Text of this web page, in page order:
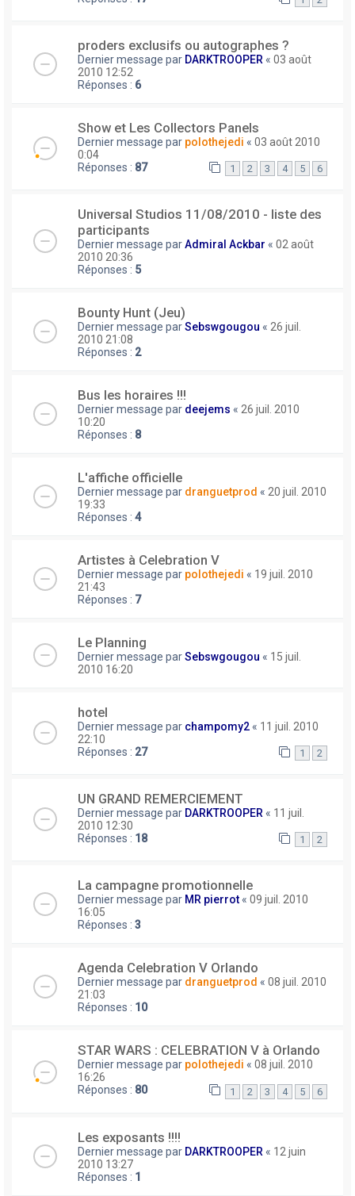
proders exclusifs ou autographes ?
Dernier message par DARKTROOPER « 03 août
2010 12:52
Réponses : 6
Show et Les Collectors Panels
Dernier message par polothejedi « 03 août 2010
0:04
Réponses : 87 1 2 3 4 5 6
Universal Studios 11/08/2010 - liste des
participants
Dernier message parAdmiral Ackbar « 02 août
2010 20:36
Réponses : 5
Bounty Hunt (Jeu)
Dernier message parSebswgougou « 26 juil.
2010 21:08
Réponses : 2
Bus les horaires !!!
Dernier message par deejems « 26 juil. 2010
10:20
Réponses : 8
L'affiche officielle
Dernier message par dranguetprod « 20 juil. 2010
19:33
Réponses : 4
Artistes à Celebration V
Dernier message par polothejedi « 19 juil. 2010
21:43
Réponses : 7
Le Planning
Dernier message parSebswgougou « 15 juil.
2010 16:20
hotel
Dernier message par champomy2 « 11 juil. 2010
22:10
Réponses : 27 1 2
UN GRAND REMERCIEMENT
Dernier message par DARKTROOPER « 11 juil.
2010 12:30
Réponses : 18 1 2
La campagne promotionnelle
Dernier message par MR pierrot « 09 juil. 2010
16:05
Réponses : 3
Agenda Celebration V Orlando
Dernier message par dranguetprod « 08 juil. 2010
21:03
Réponses : 10
STAR WARS : CELEBRATION V à Orlando
Dernier message par polothejedi « 08 juil. 2010
16:26
Réponses : 80 1 2 3 4 5 6
Les exposants !!!!
Dernier message par DARKTROOPER « 12 juin
2010 13:27
Réponses : 1